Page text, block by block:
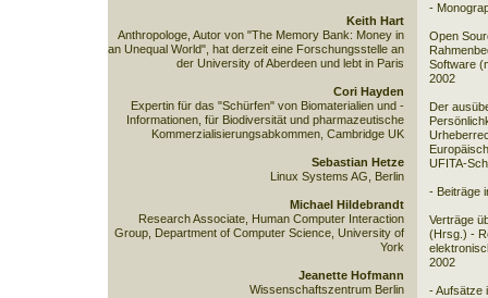
-
Open
Software
2002
Der
UFITA-
- Beiträge
Verträge
(Hrsg.) -
2002
- Aufsätze
Keith Hart
Anthropologe, Autor von "The Memory Bank: Money in
an Unequal World", hat derzeit eine Forschungsstelle an
der University of Aberdeen und lebt in Paris
Cori Hayden
Expertin für das "Schürfen" von Biomaterialien und -
Informationen, für Biodiversität und pharmazeutische
Kommerzialisierungsabkommen, Cambridge UK
Sebastian Hetze
Linux Systems AG, Berlin
Michael Hildebrandt
Research Associate, Human Computer Interaction
Group, Department of Computer Science, University of
York
Jeanette Hofmann
Wissenschaftszentrum Berlin